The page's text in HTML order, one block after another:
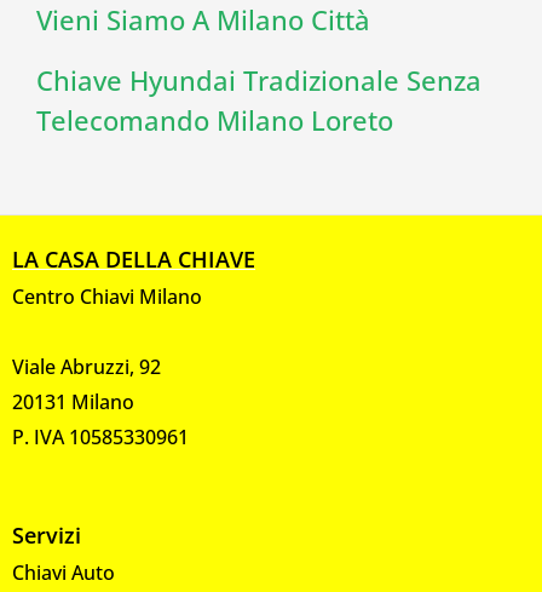
Vieni Siamo A Milano Città
Chiave Hyundai Tradizionale Senza
Telecomando Milano Loreto
LA CASA DELLA CHIAVE
Centro Chiavi Milano
Viale Abruzzi, 92
20131 Milano
P. IVA 10585330961
Servizi
Chiavi Auto